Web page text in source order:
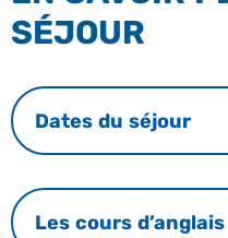
SÉJOUR
Dates du séjour
Les cours d’anglais